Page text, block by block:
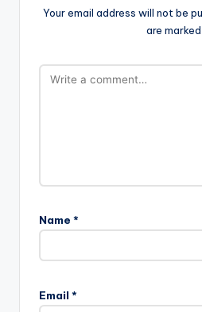
Your email address will not be
are marked
Name *
Email *